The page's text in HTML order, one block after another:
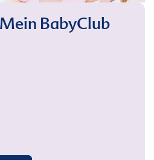
BabyClub